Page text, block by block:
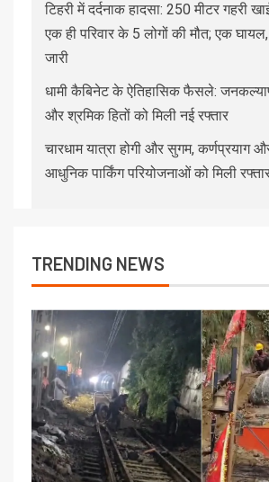
टिहरी में दर्दनाक हादसा: 250 मीटर गहरी
एक ही परिवार के 5 लोगों की मौत; एक
जारी
धामी कैबिनेट के ऐतिहासिक फैसले: जनकल्याण,
और श्रमिक हितों को मिली नई रफ्तार
चारधाम यात्रा होगी और सुगम, कर्णप्रयाग
आधुनिक पार्किंग परियोजनाओं को मिली
TRENDING NEWS